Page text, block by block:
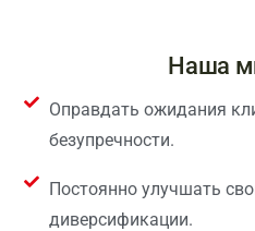
Наша
Оправдать ожидания
безупречности.
Постоянно улучшать
диверсификации.